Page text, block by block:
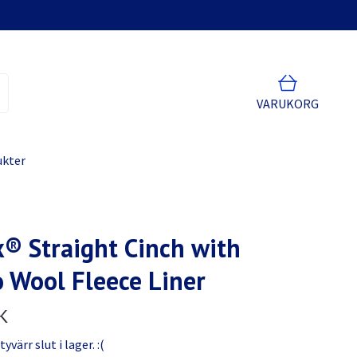
VARUKORG
Straight Cinch with
Fleece Liner
slut i lager. :(